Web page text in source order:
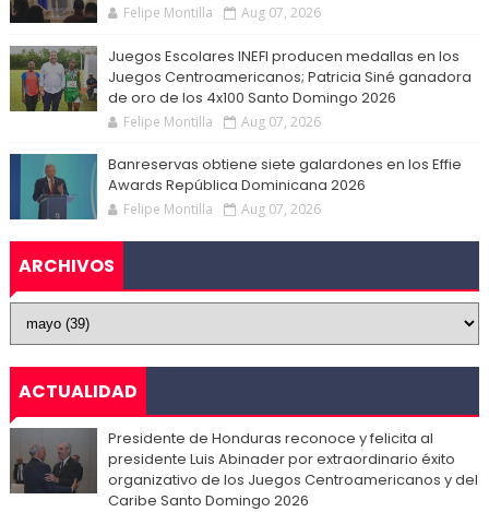
Felipe Montilla Aug 07, 2026
Juegos Escolares INEFI producen medallas en los
Juegos Centroamericanos; Patricia Siné ganadora
de oro de los 4x100 Santo Domingo 2026
Felipe Montilla Aug 07, 2026
Banreservas obtiene siete galardones en los Effie
Awards República Dominicana 2026
Felipe Montilla Aug 07, 2026
ARCHIVOS
ACTUALIDAD
Presidente de Honduras reconoce y felicita al
presidente Luis Abinader por extraordinario éxito
organizativo de los Juegos Centroamericanos y del
Caribe Santo Domingo 2026